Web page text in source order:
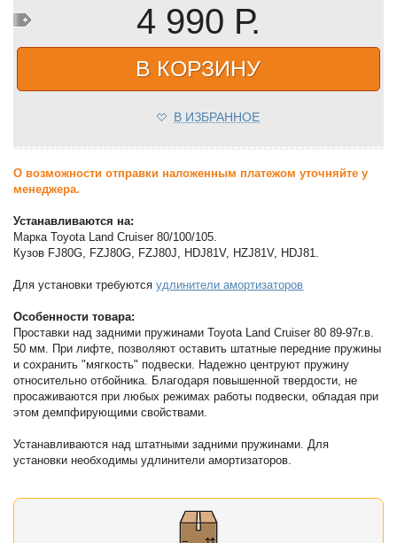
4 990 Р.
В КОРЗИНУ
В ИЗБРАННОЕ
О возможности отправки наложенным платежом уточняйте у
менеджера.
Устанавливаются на:
Марка Toyota Land Cruiser 80/100/105.
Кузов FJ80G, FZJ80G, FZJ80J, HDJ81V, HZJ81V, HDJ81.
Для установки требуютсяудлинители амортизаторов
Особенности товара:
Проставки над задними пружинами Toyota Land Cruiser 80 89-97г.в.
50 мм. При лифте, позволяют оставить штатные передние пружины
и сохранить "мягкость" подвески. Надежно центруют пружину
относительно отбойника. Благодаря повышенной твердости, не
просаживаются при любых режимах работы подвески, обладая при
этом демпфирующими свойствами.
Устанавливаются над штатными задними пружинами. Для
установки необходимы удлинители амортизаторов.